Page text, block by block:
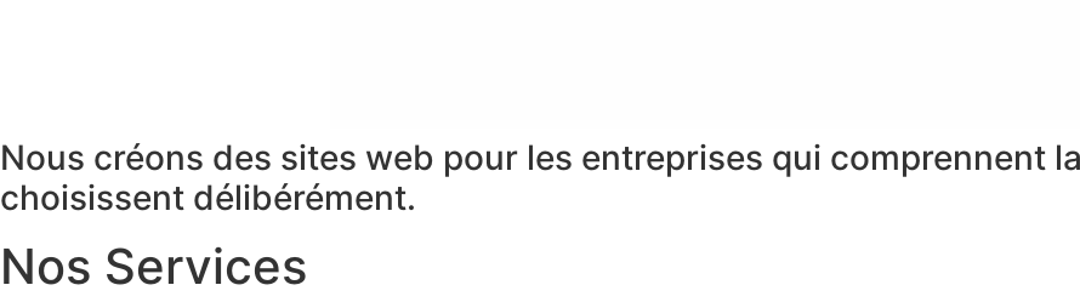
Nous créons des sites web pour les entreprises qui comprennent
choisissent délibérément.
Nos Services